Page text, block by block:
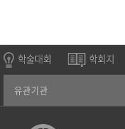
학술대회 학회지
유관기관